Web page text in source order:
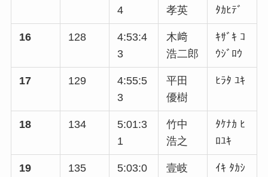
4
孝英
ﾀｶﾋﾃﾞ
16 128
4:53:4
3
木﨑
浩二郎
ｷｻﾞｷ ｺ
ｳｼﾞﾛｳ
17 129
4:55:5
3
平田
優樹
ﾋﾗﾀ ﾕｷ
18 134
5:01:3
1
竹中
浩之
ﾀｹﾅｶ ﾋ
ﾛﾕｷ
19 135
5:03:0
壹岐
ｲｷ ﾀｶｼ